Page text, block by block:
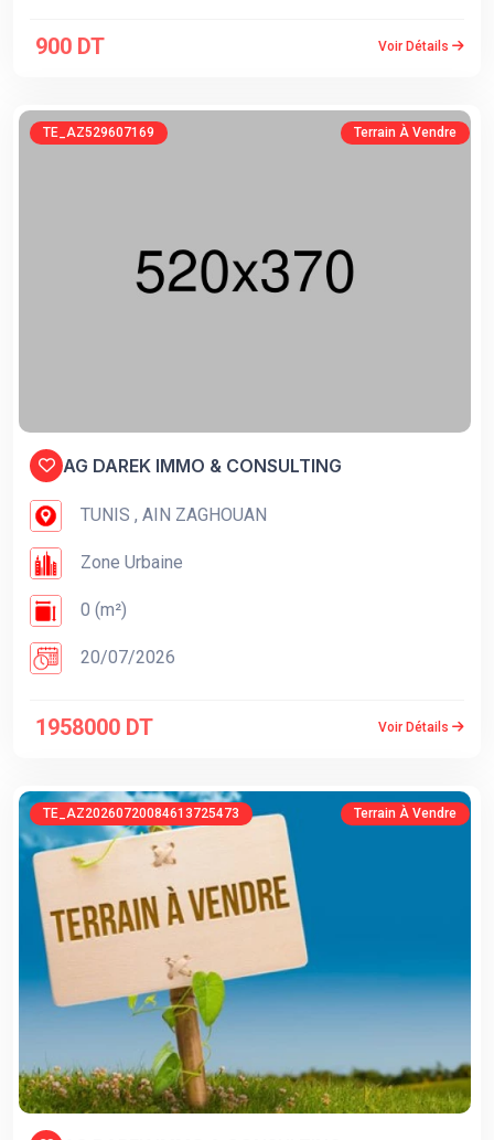
900 DT Voir Détails
TE_AZ529607169 Terrain À Vendre
AG DAREK IMMO & CONSULTING
TUNIS , AIN ZAGHOUAN
Zone Urbaine
0 (m²)
20/07/2026
1958000 DT Voir Détails
TE_AZ20260720084613725473 Terrain À Vendre